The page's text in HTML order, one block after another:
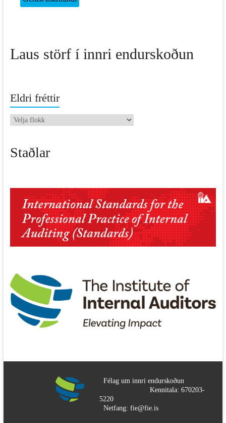
Laus störf í innri endurskoðun
Eldri fréttir
Eldri
Staðlar
Félag um innri endurskoðun
Kennitala: 670203-
5220
Netfang: fie@fie.is